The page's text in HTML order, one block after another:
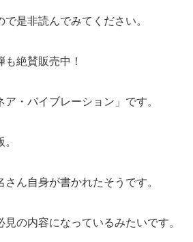
是非読んでみてください。
絶賛販売中！
・バイブレーション」です。
ん自身が書かれたそうです。
の内容になっているみたいです。